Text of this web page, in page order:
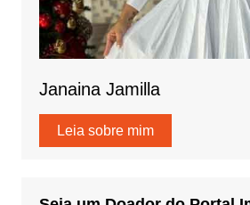
Janaina Jamilla
Leia sobre mim